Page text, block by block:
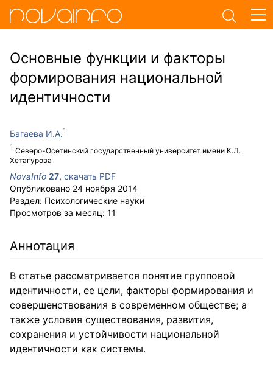
Основные функции и факторы
формирования национальной
идентичности
Багаева И.А.
Северо-Осетинский государственный университет имени К.Л.
Хетагурова
NovaInfo 27, скачать PDF
Опубликовано 24 ноября 2014
Раздел: Психологические науки
Просмотров за месяц: 11
Аннотация
В статье рассматривается понятие групповой
идентичности, ее цели, факторы формирования и
совершенствования в современном обществе; а
также условия существования, развития,
сохранения и устойчивости национальной
идентичности как системы.